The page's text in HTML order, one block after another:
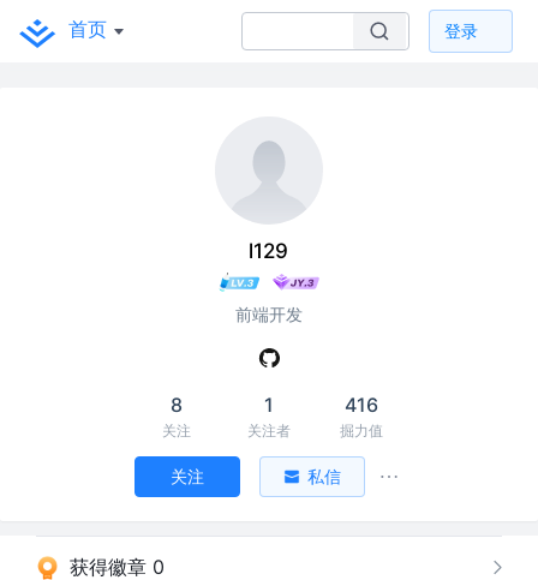
首页 登录
l129
前端开发
8
关注
1
关注者
416
掘力值
关注 私信
获得徽章 0